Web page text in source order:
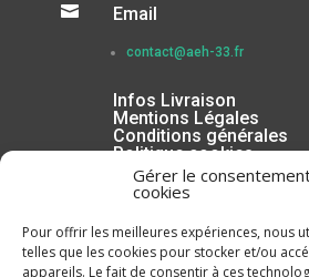
Gérer le
cookies
Pour offrir les meilleures expériences, nous
telles que les cookies pour stocker et/ou
appareils. Le fait de consentir à ces
 Email
contact@aeh-33.fr
Infos Livraison
Mentions Légales
Conditions générales
Politique cookies